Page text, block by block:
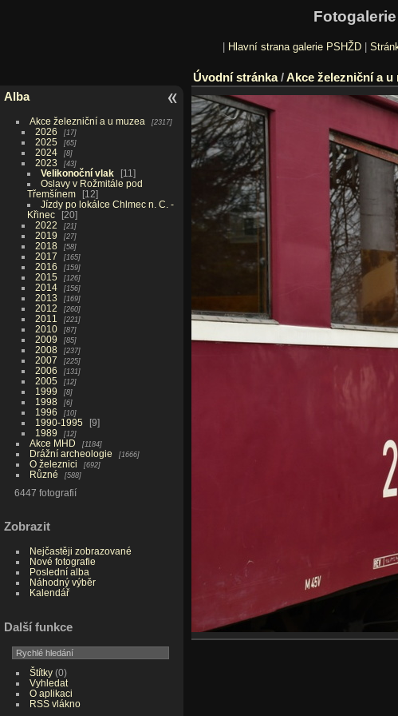
Hlavní strana galerie PSHŽD|
Alba
Akce železniční a u muzea 2317
2026 17
2025 65
2024 8
2023 43
Velikonoční vlak
11
Oslavy v Rožmitále pod
Třemšínem
12
Jízdy po lokálce Chlmec n. C. -
Křinec
20
2022
21
2019 27
2018 58
2017 165
2016 159
2015 126
2014 156
2013 169
2012 260
2011 221
2010 87
2009 85
2008 237
2007 225
2006 131
2005 12
1999 8
1998 6
1996 10
1990-1995
9
1989
12
Akce MHD 1184
Drážní archeologie 1666
O železnici 692
Různé 588
6447 fotografií
Zobrazit
Nejčastěji zobrazované
Nové fotografie
Poslední alba
Náhodný výběr
Kalendář
Další funkce
Štítky(0)
Vyhledat
O aplikaci
RSS vlákno
Úvodní stránka/Akce železniční a u